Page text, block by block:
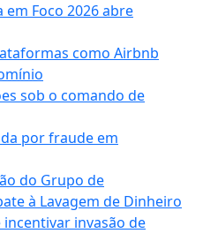
Foco 2026 abre
como Airbnb
sob o comando de
por fraude em
do Grupo de
à Lavagem de Dinheiro
invasão de